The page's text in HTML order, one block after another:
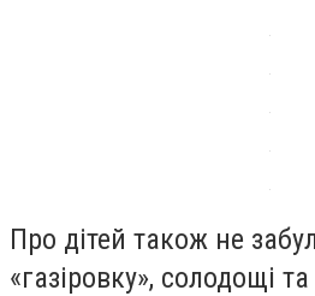
Про дітей також не
«газіровку», солодощі